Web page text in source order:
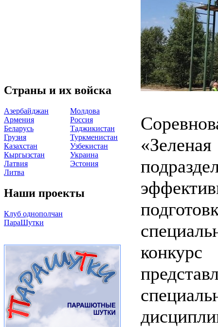
Страны и их войска
Азербайджан
Армения
Беларусь
Грузия
Казахстан
Кыргызстан
Латвия
Литва
Молдова
Россия
Таджикистан
Туркменистан
Узбекистан
Украина
Эстония
Наши проекты
Клуб однополчан
ПараШутки